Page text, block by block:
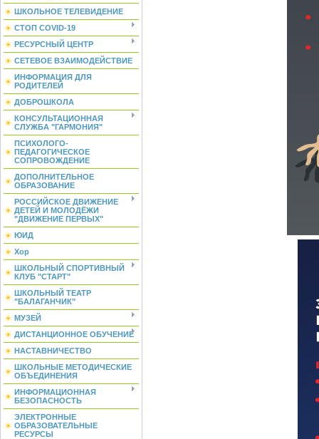
ШКОЛЬНОЕ ТЕЛЕВИДЕНИЕ
СТОП COVID-19
РЕСУРСНЫЙ ЦЕНТР
СЕТЕВОЕ ВЗАИМОДЕЙСТВИЕ
ИНФОРМАЦИЯ ДЛЯ
РОДИТЕЛЕЙ
ДОБРОШКОЛА
КОНСУЛЬТАЦИОННАЯ
СЛУЖБА "ГАРМОНИЯ"
ПСИХОЛОГО-
ПЕДАГОГИЧЕСКОЕ
СОПРОВОЖДЕНИЕ
ДОПОЛНИТЕЛЬНОЕ
ОБРАЗОВАНИЕ
РОССИЙСКОЕ ДВИЖЕНИЕ
ДЕТЕЙ И МОЛОДЁЖИ
"ДВИЖЕНИЕ ПЕРВЫХ"
ЮИД
Хор
ШКОЛЬНЫЙ СПОРТИВНЫЙ
КЛУБ "СТАРТ"
ШКОЛЬНЫЙ ТЕАТР
"БАЛАГАНЧИК"
МУЗЕЙ
ДИСТАНЦИОННОЕ ОБУЧЕНИЕ
НАСТАВНИЧЕСТВО
ШКОЛЬНЫЕ МЕТОДИЧЕСКИЕ
ОБЪЕДИНЕНИЯ
ИНФОРМАЦИОННАЯ
БЕЗОПАСНОСТЬ
ЭЛЕКТРОННЫЕ
ОБРАЗОВАТЕЛЬНЫЕ
РЕСУРСЫ